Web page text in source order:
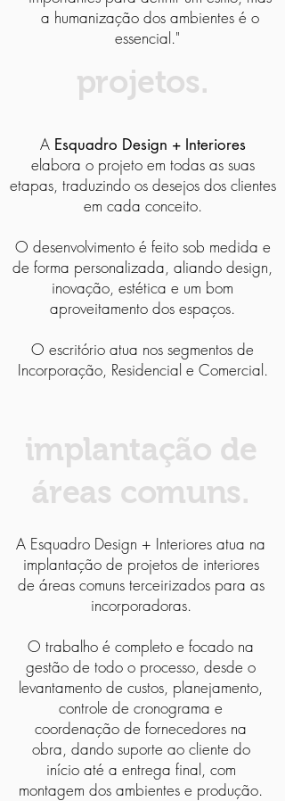
projetos.
a humanização dos ambientes é o
essencial."
A Esquadro Design + Interiores
elabora o projeto em todas as suas
etapas, traduzindo os desejos dos clientes
em cada conceito.
O desenvolvimento é feito sob medida e
de forma personalizada, aliando design,
inovação, estética e um bom
aproveitamento dos espaços.
O escritório atua nos segmentos de
Incorporação, Residencial e Comercial.
implantação de
áreas comuns.
A Esquadro Design + Interiores atua na
implantação de projetos de interiores
de áreas comuns terceirizados para as
incorporadoras.
O trabalho é completo e focado na
gestão de todo o processo, desde o
levantamento de custos, planejamento,
controle de cronograma e
coordenação de fornecedores na
obra, dando suporte ao cliente do
início até a entrega final, com
montagem dos ambientes e produção.